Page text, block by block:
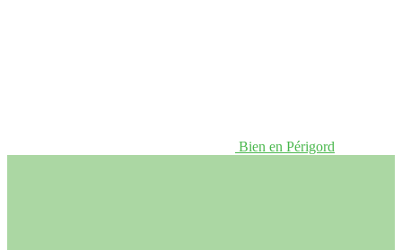
Bien en Périgord